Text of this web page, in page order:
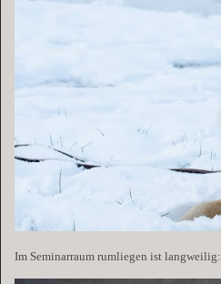
Im Seminarraum rumliegen ist langweilig: